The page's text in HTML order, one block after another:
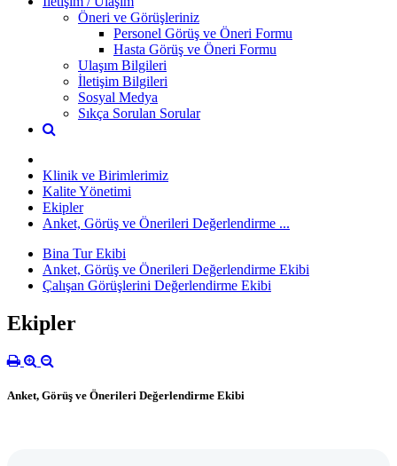
Öneri ve Görüşleriniz
Personel Görüş ve Öneri Formu
Hasta Görüş ve Öneri Formu
Ulaşım Bilgileri
İletişim Bilgileri
Sosyal Medya
Sıkça Sorulan Sorular
Klinik ve Birimlerimiz
Kalite Yönetimi
Ekipler
Anket, Görüş ve Önerileri Değerlendirme ...
Bina Tur Ekibi
Anket, Görüş ve Önerileri Değerlendirme Ekibi
Çalışan Görüşlerini Değerlendirme Ekibi
Ekipler
Anket, Görüş ve Önerileri Değerlendirme Ekibi